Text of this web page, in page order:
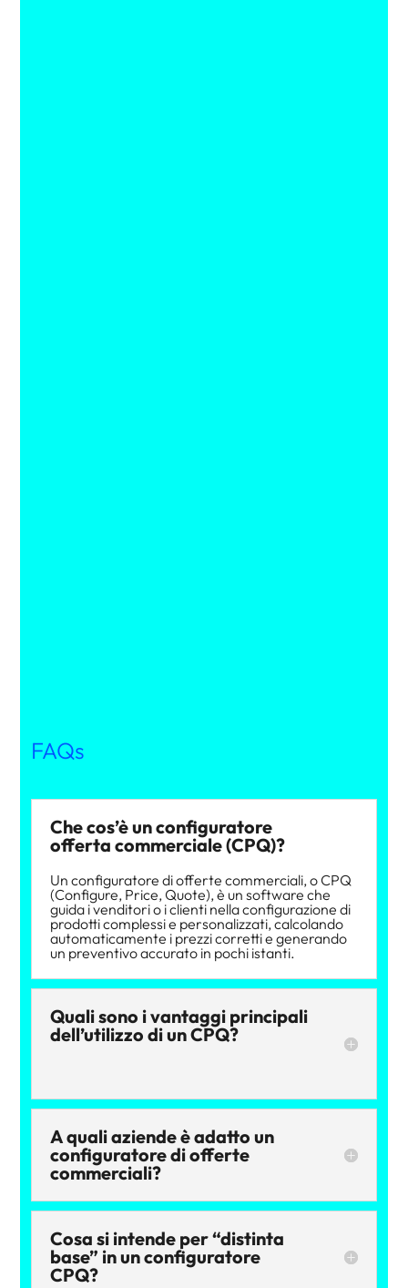
FAQs
Che cos’è un configuratore
offerta commerciale (CPQ)?
Un configuratore di offerte commerciali, o CPQ
(Configure, Price, Quote), è un software che
guida i venditori o i clienti nella configurazione di
prodotti complessi e personalizzati, calcolando
automaticamente i prezzi corretti e generando
un preventivo accurato in pochi istanti.
Quali sono i vantaggi principali
dell’utilizzo di un CPQ?
A quali aziende è adatto un
configuratore di offerte
commerciali?
Cosa si intende per “distinta
base” in un configuratore
CPQ?